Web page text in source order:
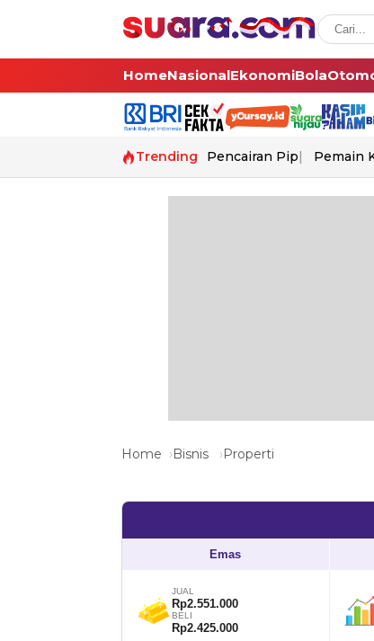
HomeNasionalEkonomiBola
Trending Pencairan Pip Pemain
Home Bisnis Properti
Emas
JUAL
Rp2.551.000
BELI
Rp2.425.000